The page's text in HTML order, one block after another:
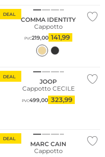
DEAL
COMMA IDENTITY
Cappotto
PVC219,00 141,99
DEAL
JOOP
Cappotto CECILE
PVC499,00 323,99
DEAL
MARC CAIN
Cappotto